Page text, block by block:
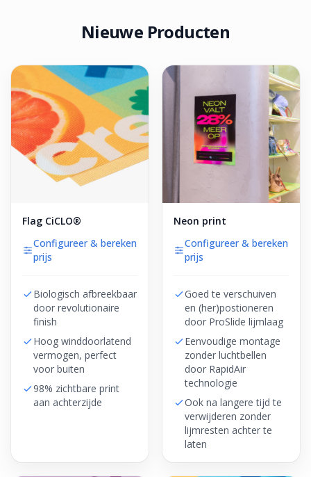
Nieuwe Producten
Flag CiCLO®
Configureer & bereken
prijs
Biologisch afbreekbaar
door revolutionaire
finish
Hoog winddoorlatend
vermogen, perfect
voor buiten
98% zichtbare print
aan achterzijde
Neon print
Configureer & bereken
prijs
Goed te verschuiven
en (her)postioneren
door ProSlide lijmlaag
Eenvoudige montage
zonder luchtbellen
door RapidAir
technologie
Ook na langere tijd te
verwijderen zonder
lijmresten achter te
laten